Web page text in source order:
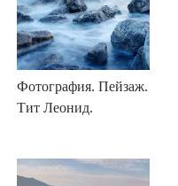
Фотография. Пейзаж.
Тит Леонид.